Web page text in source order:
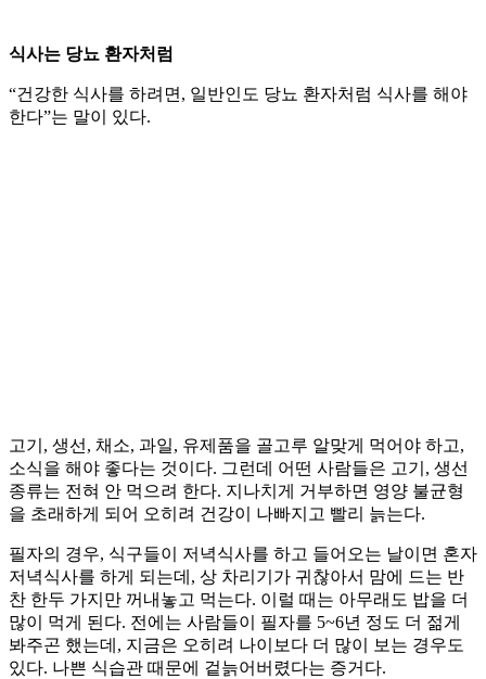
식사는 당뇨 환자처럼
“건강한 식사를 하려면, 일반인도 당뇨 환자처럼 식사를 해야
한다”는 말이 있다.
고기, 생선, 채소, 과일, 유제품을 골고루 알맞게 먹어야 하고,
소식을 해야 좋다는 것이다. 그런데 어떤 사람들은 고기, 생선
종류는 전혀 안 먹으려 한다. 지나치게 거부하면 영양 불균형
을 초래하게 되어 오히려 건강이 나빠지고 빨리 늙는다.
필자의 경우, 식구들이 저녁식사를 하고 들어오는 날이면 혼자
저녁식사를 하게 되는데, 상 차리기가 귀찮아서 맘에 드는 반
찬 한두 가지만 꺼내놓고 먹는다. 이럴 때는 아무래도 밥을 더
많이 먹게 된다. 전에는 사람들이 필자를 5~6년 정도 더 젊게
봐주곤 했는데, 지금은 오히려 나이보다 더 많이 보는 경우도
있다. 나쁜 식습관 때문에 겉늙어버렸다는 증거다.